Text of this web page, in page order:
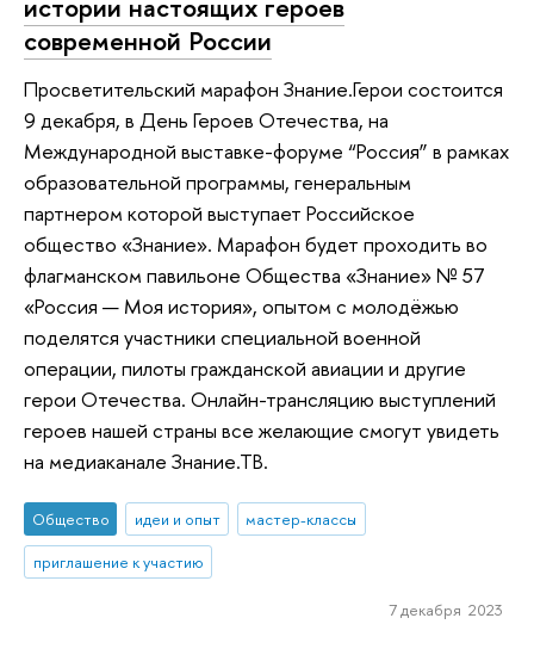
истории настоящих героев
современной России
Просветительский марафон Знание.Герои состоится
9 декабря, в День Героев Отечества, на
Международной выставке-форуме “Россия” в рамках
образовательной программы, генеральным
партнером которой выступает Российское
общество «Знание». Марафон будет проходить во
флагманском павильоне Общества «Знание» № 57
«Россия — Моя история», опытом с молодёжью
поделятся участники специальной военной
операции, пилоты гражданской авиации и другие
герои Отечества. Онлайн-трансляцию выступлений
героев нашей страны все желающие смогут увидеть
на медиаканале Знание.ТВ.
Общество идеи и опыт
мастер-классы
приглашение к участию
7 декабря 2023